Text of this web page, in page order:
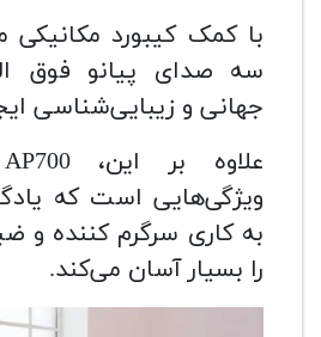
با کمک کیبورد مکانیکی
سه صدای پیانو فوق
جهانی و زیبایی‌شناسی
ویژگی‌هایی است که
به کاری سرگرم کننده و
را بسیار آسان می‌کند.